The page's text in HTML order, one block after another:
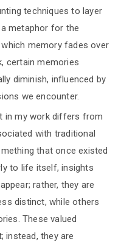
techniques to layer
metaphor for the
memory fades over
certain memories
diminish, influenced by
we encounter.
in my work differs from
with traditional
that once existed
to life itself, insights
rather, they are
distinct, while others
These valued
instead, they are